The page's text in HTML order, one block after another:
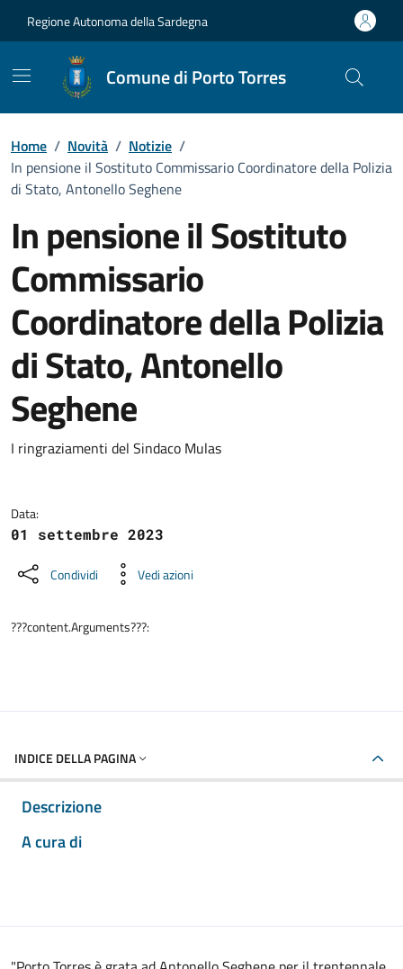
Regione Autonoma della Sardegna
Comune di Porto Torres
Home / Novità / Notizie /
In pensione il Sostituto Commissario Coordinatore della Polizia
di Stato, Antonello Seghene
In pensione il Sostituto
Commissario
Coordinatore della Polizia
di Stato, Antonello
Seghene
Dettagli della notizia
I ringraziamenti del Sindaco Mulas
Data:
01 settembre 2023
Condividi Vedi azioni
???content.Arguments???:
INDICE DELLA PAGINA
Descrizione
A cura di